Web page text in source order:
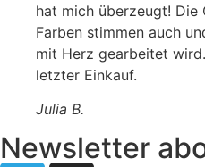
hat mich überzeugt!
Farben stimmen auch
mit Herz gearbeitet
letzter Einkauf.
Julia B.
Newsletter